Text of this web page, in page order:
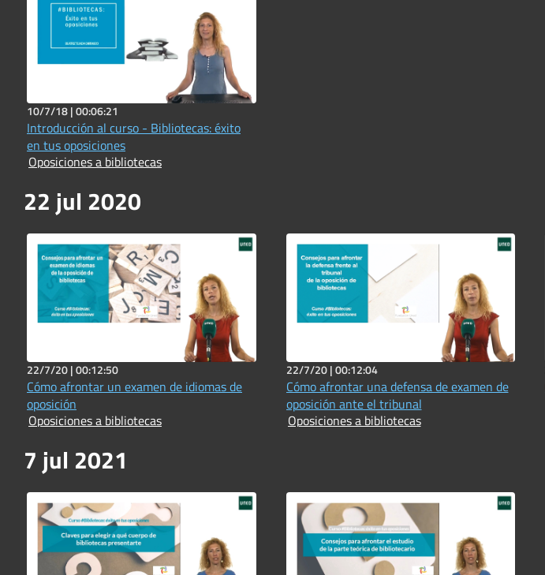
10/7/18 |00:06:21
Introducción al curso - Bibliotecas: éxito
en tus oposiciones
Oposiciones a bibliotecas
22 jul 2020
22/7/20 |00:12:50
Cómo afrontar un examen de idiomas de
oposición
Oposiciones a bibliotecas
22/7/20 |00:12:04
Cómo afrontar una defensa de examen de
oposición ante el tribunal
Oposiciones a bibliotecas
7 jul 2021